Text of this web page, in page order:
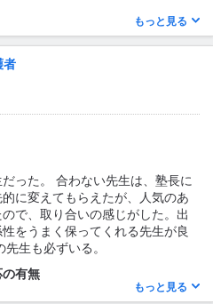
からないです
が2人の場合は順番に指導する形
場合は、もともと希望を出して
生徒は二対一だったと思う。 一
いるため、声が全て聞こえてく
出来ないと思った
もっと見る
者
った。 合わない先生は、塾長に
に変えてもらえたが、人気のあ
で、取り合いの感じがした。出
をうまく保ってくれる先生が良
生も必ずいる。
有無
もっと見る